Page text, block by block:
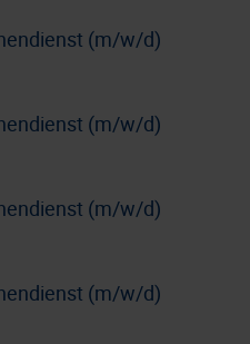
(m/w/d)
(m/w/d)
(m/w/d)
(m/w/d)